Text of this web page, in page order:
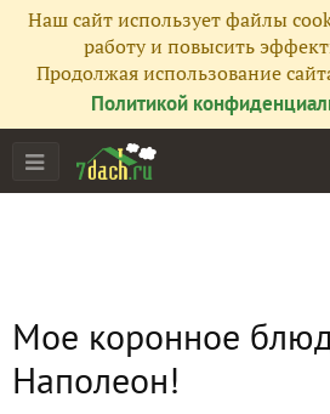
Наш сайт использует файлы
работу и повысить
Продолжая использование
Политикой
Мое коронное
Наполеон!